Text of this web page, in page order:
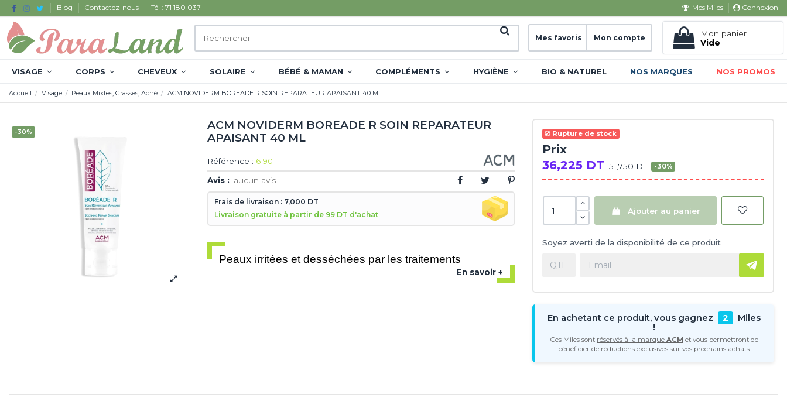
Blog Contactez-nous Tél : 71 180 037 Mes Miles Connexion
Mes favoris Mon compte
Mon panier
Vide
VISAGE CORPS CHEVEUX SOLAIRE BÉBÉ & MAMAN COMPLÉMENTS HYGIÈNE BIO & NATUREL NOS MARQUES NOS PROMOS
Accueil Visage Peaux Mixtes, Grasses, Acné ACM NOVIDERM BOREADE R SOIN REPARATEUR APAISANT 40 ML
-30%
ACM NOVIDERM BOREADE R SOIN REPARATEUR
APAISANT 40 ML
Référence : 6190
Avis : aucun avis
Frais de livraison : 7,000 DT
Livraison gratuite à partir de 99 DT d'achat
Peaux irritées et desséchées par les traitements
En savoir +
Rupture de stock
Prix
36,225 DT 51,750 DT -30%
Ajouter au panier
Soyez averti de la disponibilité de ce produit
En achetant ce produit, vous gagnez 2
Miles
!
Ces Miles sont réservés à la marque ACM et vous permettront de
bénéficier de réductions exclusives sur vos prochains achats.